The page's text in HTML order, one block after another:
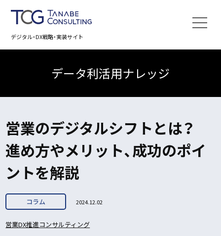
デジタル・DX戦略・実装サイト
データ利活用ナレッジ
営業のデジタルシフトとは？
進め方やメリット、成功のポイ
ントを解説
コラム 2024.12.02
営業DX推進コンサルティング